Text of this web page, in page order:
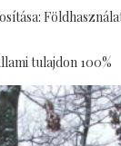
tulajdon 100%